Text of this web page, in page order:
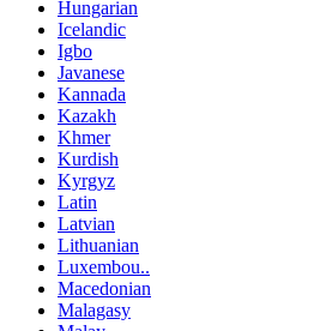
Hungarian
Icelandic
Igbo
Javanese
Kannada
Kazakh
Khmer
Kurdish
Kyrgyz
Latin
Latvian
Lithuanian
Luxembou..
Macedonian
Malagasy